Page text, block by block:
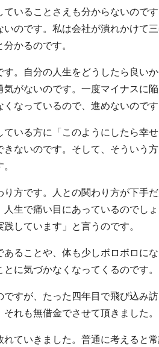
いることさえも分からないので
のです。私は会社が潰れかけて
かるのです。
。自分の人生をどうしたら良い
がないのです。一度マイナスに
なっているので、進めないのです
いる方に「このようにしたら幸
ないのです。そして、そういう
方です。人との関わり方が下手
生で痛い目にあっているのでし
しています」と言うのです。
ることや、体も少しボロボロに
に気づかなくなってくるのです。
すが、たった四年目で飛び込み
れも無借金でさせて頂きました。
ていきました。普通に考えると